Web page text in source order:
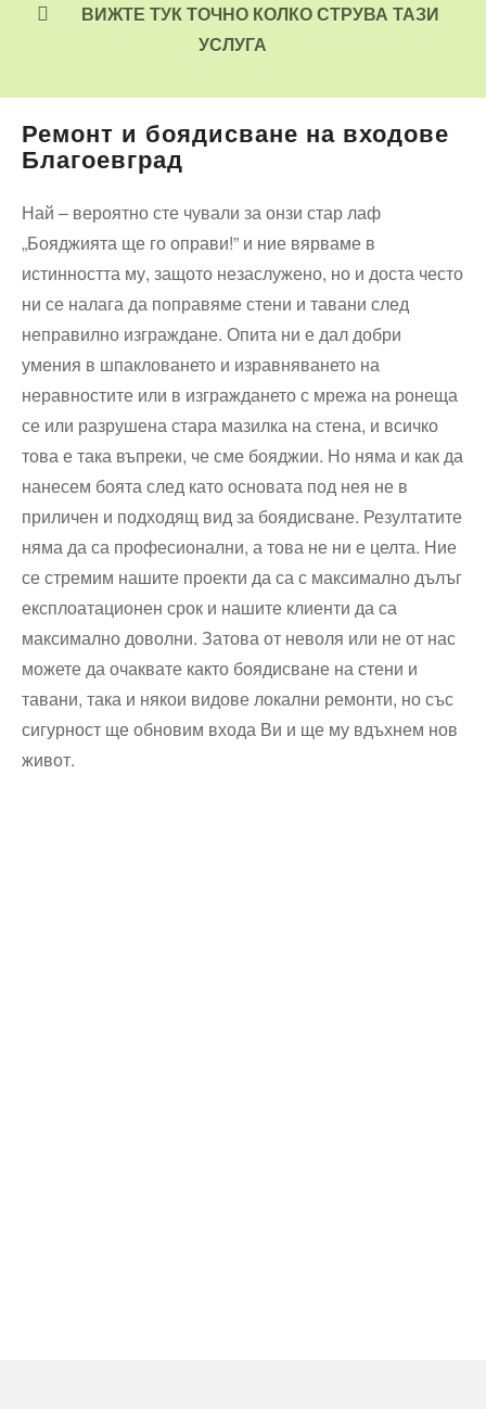
ВИЖТЕ ТУК ТОЧНО КОЛКО СТРУВА ТАЗИ
УСЛУГА
Ремонт и боядисване на входове
Благоевград
Най – вероятно сте чували за онзи стар лаф
„Бояджията ще го оправи!” и ние вярваме в
истинността му, защото незаслужено, но и доста често
ни се налага да поправяме стени и тавани след
неправилно изграждане. Опита ни е дал добри
умения в шпакловането и изравняването на
неравностите или в изграждането с мрежа на ронеща
се или разрушена стара мазилка на стена, и всичко
това е така въпреки, че сме бояджии. Но няма и как да
нанесем боята след като основата под нея не в
приличен и подходящ вид за боядисване. Резултатите
няма да са професионални, а това не ни е целта. Ние
се стремим нашите проекти да са с максимално дълъг
експлоатационен срок и нашите клиенти да са
максимално доволни. Затова от неволя или не от нас
можете да очаквате както боядисване на стени и
тавани, така и някои видове локални ремонти, но със
сигурност ще обновим входа Ви и ще му вдъхнем нов
живот.